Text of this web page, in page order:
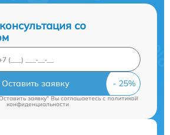
со
Оставить заявку
заявку" Вы соглашаетесь cполитикой
конфиденциальности